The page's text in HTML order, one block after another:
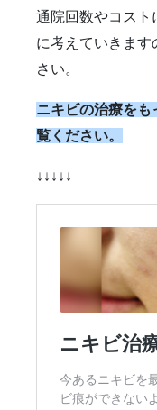
通院回数やコスト
に考えていきま
さい。
ニキビの治療を
覧ください。
↓↓↓↓↓